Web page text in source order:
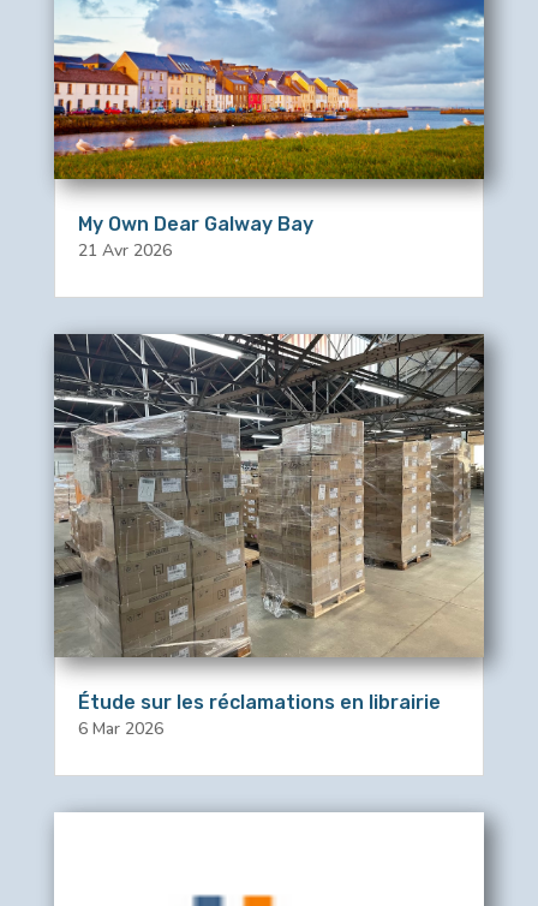
My Own Dear Galway Bay
21 Avr 2026
Étude sur les réclamations en librairie
6 Mar 2026